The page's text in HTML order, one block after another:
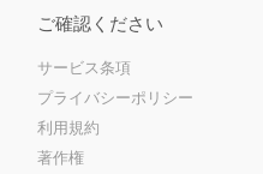
ご確認ください
サービス条項
プライバシーポリシー
利用規約
著作権